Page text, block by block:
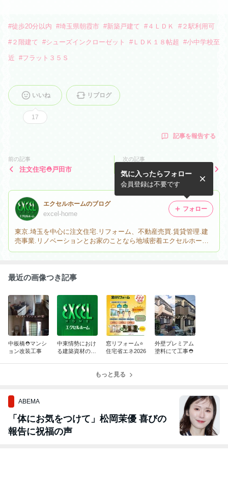
#徒歩20分以内 #埼玉県朝霞市 #新築戸建て # ４ＬＤＫ # ２駅利用可
# ２階建て #シューズインクローゼット # ＬＤＫ１８帖超 #小中学校至
近 #フラット３５Ｓ
いいね
17
リブログ
記事を報告する
前の記事
注文住宅⛑️戸田市
次の記事
◆外壁リフレッシュ◆キャン
ペーン中！
エクセルホームのブログ
excel-home
東京.埼玉を中心に注文住宅.リフォーム、不動産売買.賃貸管理.建
売事業.リノベーションとお家のことなら地域密着エクセルホーム
へお任せください。 創業30周年を迎え更に皆様から愛されるよう
気に入ったらフォロー
会員登録は不要です
フォロー
最近の画像つき記事
中板橋⛑️マンシ
ョン改装工事
中東情勢におけ
る建築資材の遅
窓リフォーム⭐️
住宅省エネ2026
外壁プレミアム
塗料にて工事⛑️
もっと見る
ABEMA
「体にお気をつけて」松岡茉優 喜びの
報告に祝福の声